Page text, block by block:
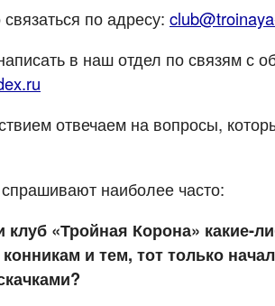
по адресу:
в наш отдел по связям с
отвечаем на вопросы,
наиболее часто:
клуб «Тройная Корона» какие-
и тем, тот только